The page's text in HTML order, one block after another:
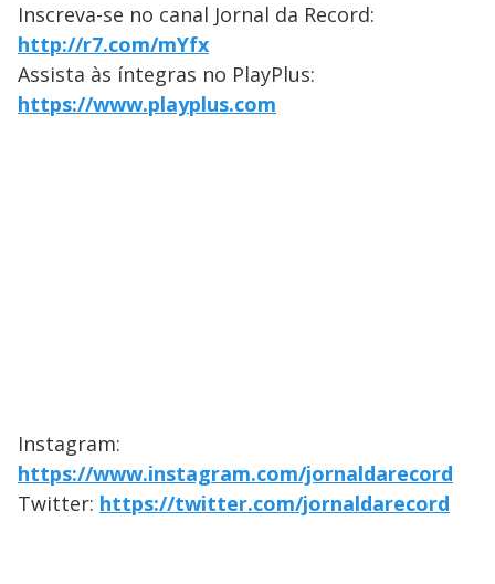
Inscreva-se no canal Jornal da Record:
http://r7.com/mYfx
Assista às íntegras no PlayPlus:
https://www.playplus.com
Instagram:
https://www.instagram.com/jornaldarecord
Twitter: https://twitter.com/jornaldarecord